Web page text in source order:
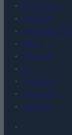
Promocje
FinTech
Hardware PC
Moto
Gaming
AI
Redakcja
Reklama
Kontakt